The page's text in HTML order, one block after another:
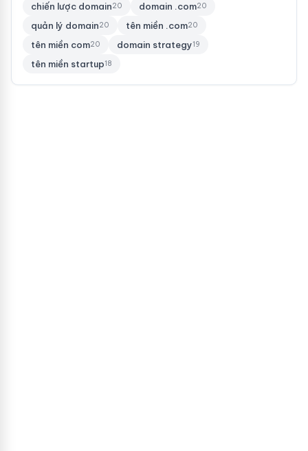
chiến lược domain20 domain .com20
quản lý domain20 tên miền .com20
tên miền com20 domain strategy19
tên miền startup18